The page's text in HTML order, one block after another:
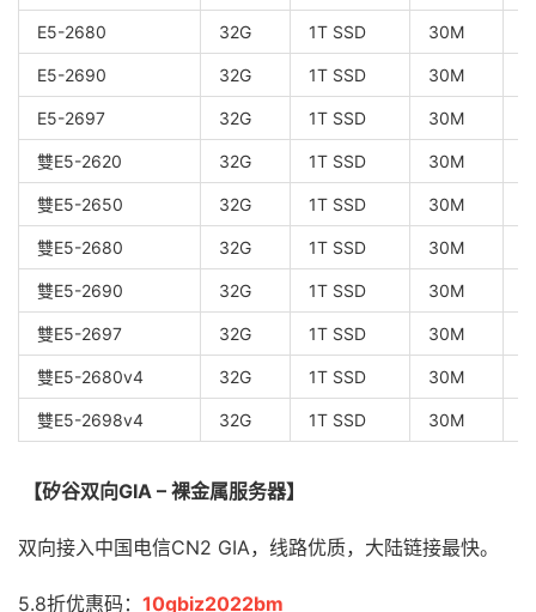
E5-2680 32G 1T SSD 30M
E5-2690 32G 1T SSD 30M
E5-2697 32G 1T SSD 30M
雙E5-2620 32G 1T SSD 30M
雙E5-2650 32G 1T SSD 30M
雙E5-2680 32G 1T SSD 30M
雙E5-2690 32G 1T SSD 30M
雙E5-2697 32G 1T SSD 30M
雙E5-2680v4 32G 1T SSD 30M
雙E5-2698v4 32G 1T SSD 30M
【矽谷双向GIA – 裸金属服务器】
双向接入中国电信CN2 GIA，线路优质，大陆链接最快。
5.8折优惠码： 10gbiz2022bm